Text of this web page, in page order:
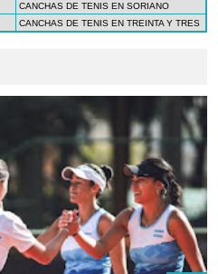
CANCHAS DE TENIS EN SORIANO
CANCHAS DE TENIS EN TREINTA Y TRES